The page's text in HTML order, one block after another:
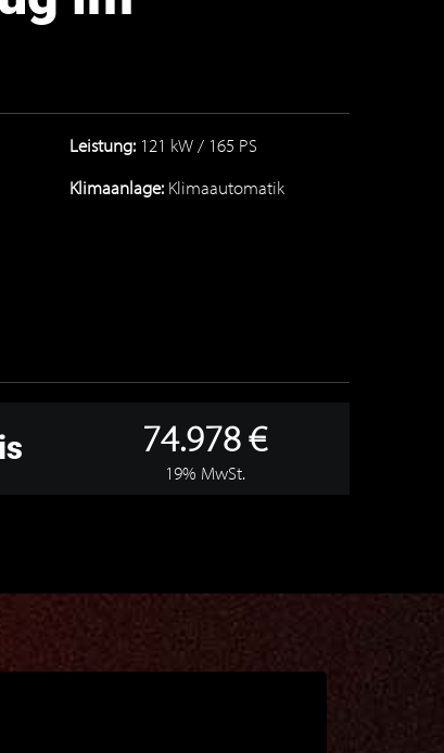
Leistung: 121 kW / 165 PS
Klimaanlage: Klimaautomatik
74.978 €
19% MwSt.